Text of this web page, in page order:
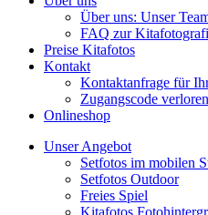
Über uns: Unser
FAQ zur
Preise Kitafotos
Kontakt
Kontaktanfrage für
Zugangscode verloren
Onlineshop
Unser Angebot
Setfotos im mobilen
Setfotos Outdoor
Freies Spiel
Kitafotos